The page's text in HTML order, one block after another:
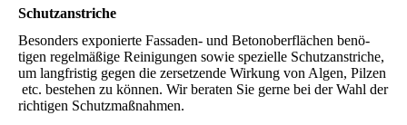
Schutz­anstriche
Besonders expo­nierte Fassa­den- und Beton­ober­flächen benö­
tigen regel­mäßige Reini­gungen sowie spezielle Schutz­anstriche,
um lang­fristig gegen die zersetzende Wirkung von Algen, Pilzen
etc. bestehen zu können. Wir bera­ten Sie gerne bei der Wahl der
richti­gen Schutz­maß­nahmen.